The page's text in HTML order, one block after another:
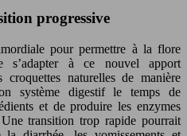
progressive
pour permettre à la flore
s’adapter à ce nouvel apport
naturelles de manière
système digestif le temps de
et de produire les enzymes
transition trop rapide pourrait